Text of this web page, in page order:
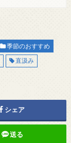
季節のおすすめ
直汲み
シェア
送る